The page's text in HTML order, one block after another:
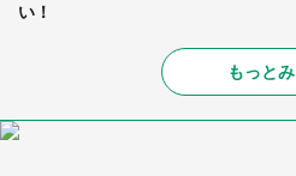
い！
もっと